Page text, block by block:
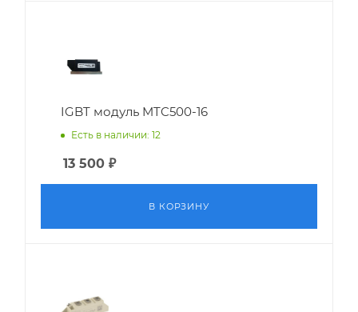
IGBT модуль MTC500-16
Есть в наличии: 12
13 500 ₽
В КОРЗИНУ